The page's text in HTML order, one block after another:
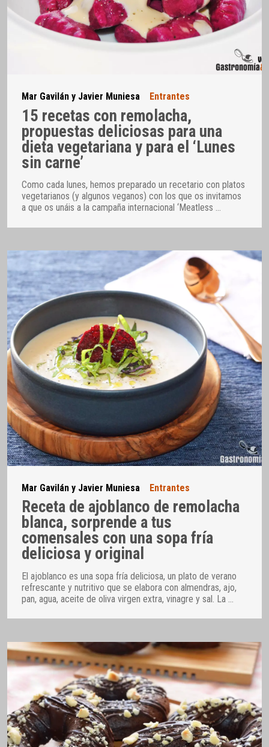
Mar Gavilán y Javier Muniesa Entrantes
15 recetas con remolacha,
propuestas deliciosas para una
dieta vegetariana y para el ‘Lunes
sin carne’
Como cada lunes, hemos preparado un recetario con platos
vegetarianos (y algunos veganos) con los que os invitamos
a que os unáis a la campaña internacional ‘Meatless …
Mar Gavilán y Javier Muniesa Entrantes
Receta de ajoblanco de remolacha
blanca, sorprende a tus
comensales con una sopa fría
deliciosa y original
El ajoblanco es una sopa fría deliciosa, un plato de verano
refrescante y nutritivo que se elabora con almendras, ajo,
pan, agua, aceite de oliva virgen extra, vinagre y sal. La